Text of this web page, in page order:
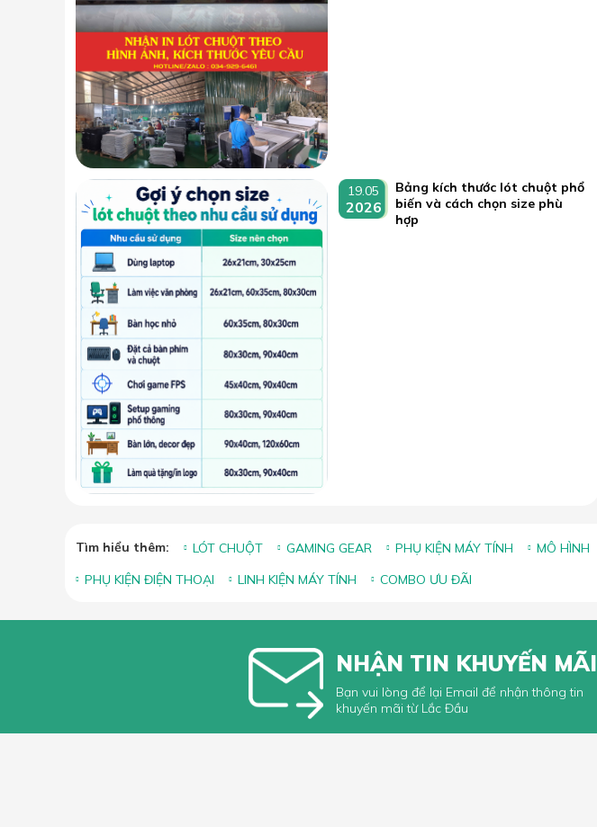
19.05
2026
Bảng kích thước lót chuột phổ
biến và cách chọn size phù
hợp
Tìm hiểu thêm: LÓT CHUỘT GAMING GEAR PHỤ KIỆN MÁY TÍNH MÔ HÌNH
PHỤ KIỆN ĐIỆN THOẠI
LINH KIỆN MÁY TÍNH COMBO ƯU ĐÃI
NHẬN TIN KHUYẾN MÃI
Bạn vui lòng để lại Email để nhận thông tin
khuyến mãi từ Lắc Đầu